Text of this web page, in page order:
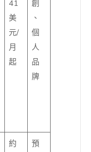
41
美
元/
月
起
創
、
個
人
品
牌
約
預